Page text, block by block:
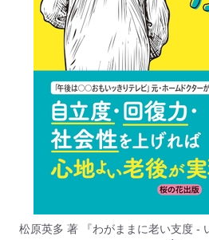
松原英多 著 『わがままに老い支度 -